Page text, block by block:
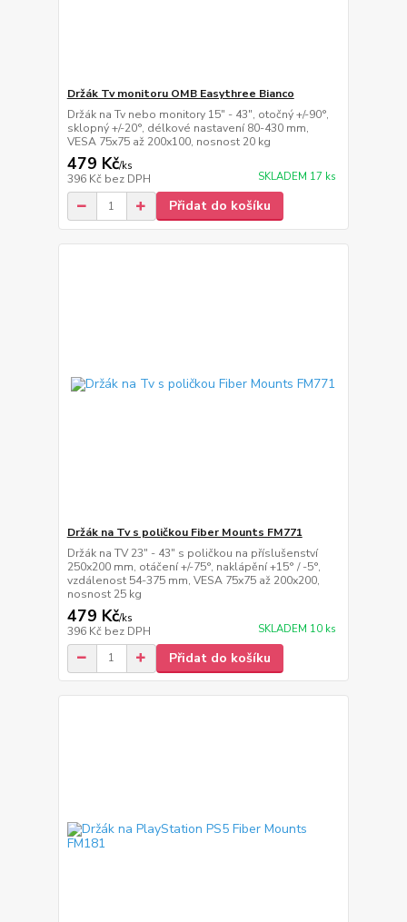
Držák Tv monitoru OMB Easythree Bianco
Držák na Tv nebo monitory 15" - 43", otočný +/-90°,
sklopný +/-20°, délkové nastavení 80-430 mm,
VESA 75x75 až 200x100, nosnost 20 kg
479 Kč/ks
396 Kč bez DPH SKLADEM 17 ks
Přidat do košíku
Držák na Tv s poličkou Fiber Mounts FM771
Držák na TV 23" - 43" s poličkou na příslušenství
250x200 mm, otáčení +/-75°, naklápění +15° / -5°,
vzdálenost 54-375 mm, VESA 75x75 až 200x200,
nosnost 25 kg
479 Kč/ks
396 Kč bez DPH SKLADEM 10 ks
Přidat do košíku